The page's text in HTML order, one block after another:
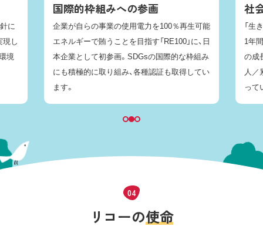
に
現し
境
国際的枠組みへの参画
企業が自らの事業の使用電力を100％再生可能
エネルギーで賄うことを目指す「RE100」に、日
本企業として初参画。SDGsの国際的な枠組み
にも積極的に取り組み、各種認証も取得してい
ます。
社
「生
1年
の成
人／
って
リ コ ーの使命